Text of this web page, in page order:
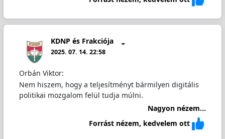
KDNP és Frakciója
2025. 07. 14. 22:58
Orbán Viktor:
Nem hiszem, hogy a teljesítményt bármilyen digitális
politikai mozgalom felül tudja múlni.
Nagyon nézem...
Forrást nézem, kedvelem ott